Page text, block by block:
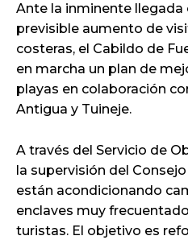
Ante la inminente llegada
previsible aumento de
costeras, el Cabildo de
en marcha un plan de
playas en colaboración
Antigua y Tuineje.
A través del Servicio de
la supervisión del
están acondicionando
enclaves muy
turistas. El objetivo es